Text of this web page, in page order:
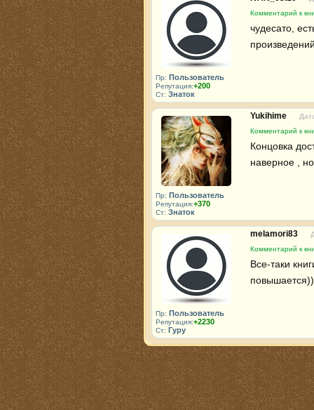
Пр: Пользователь
Репутация:+200
Ст: Знаток
Комментарий к
чудесато,
Пр: Пользователь
Репутация:+370
Ст: Знаток
Yukihime
Комментарий к
Концовка
наверное ,
Пр: Пользователь
Репутация:+2230
Ст: Гуру
melamori83
Комментарий к
Все-таки